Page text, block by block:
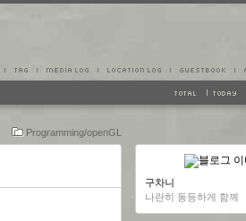
Programming/openGL
구차니
나란히 동등하게 함께